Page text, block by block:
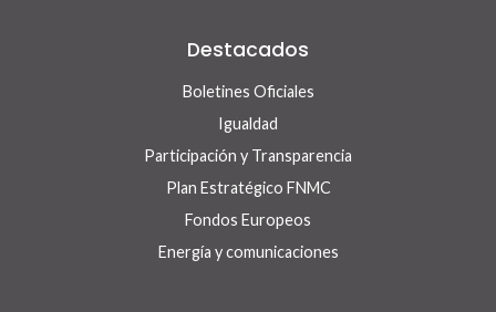
Destacados
Boletines Oficiales
Igualdad
Participación y Transparencia
Plan Estratégico FNMC
Fondos Europeos
Energía y comunicaciones